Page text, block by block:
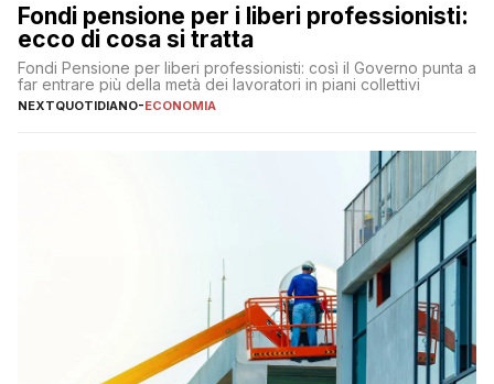
Fondi pensione per i liberi professionisti:
ecco di cosa si tratta
Fondi Pensione per liberi professionisti: così il Governo punta a
far entrare più della metà dei lavoratori in piani collettivi
NEXTQUOTIDIANO-ECONOMIA